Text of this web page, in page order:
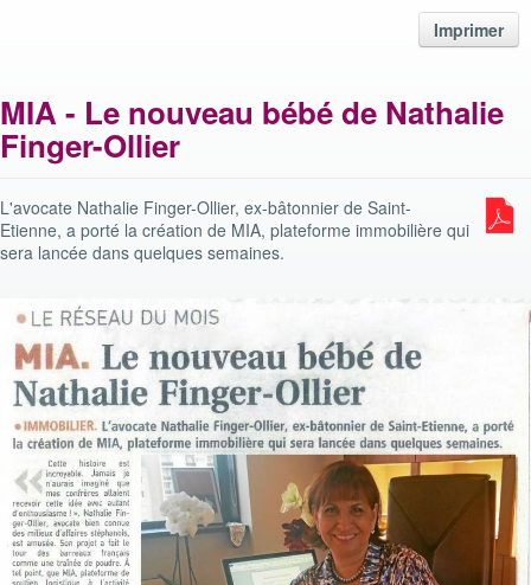
Imprimer
MIA - Le nouveau bébé de Nathalie
Finger-Ollier
L'avocate Nathalie Finger-Ollier, ex-bâtonnier de Saint-
Etienne, a porté la création de MIA, plateforme immobilière qui
sera lancée dans quelques semaines.